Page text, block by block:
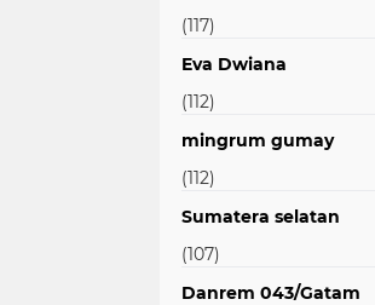
(117)
Eva Dwiana
(112)
mingrum gumay
(112)
Sumatera selatan
(107)
Danrem 043/Gatam